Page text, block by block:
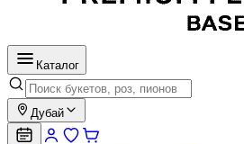
Каталог
Дубай